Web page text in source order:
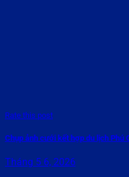
Rate this post
Chụp ảnh cưới kết hợp du lịch Phú
Tháng 5 6, 2026